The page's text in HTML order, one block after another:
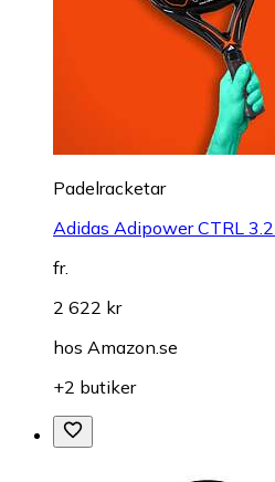
Padelracketar
Adidas Adipower CTRL
fr.
2 622 kr
hos Amazon.se
+2 butiker